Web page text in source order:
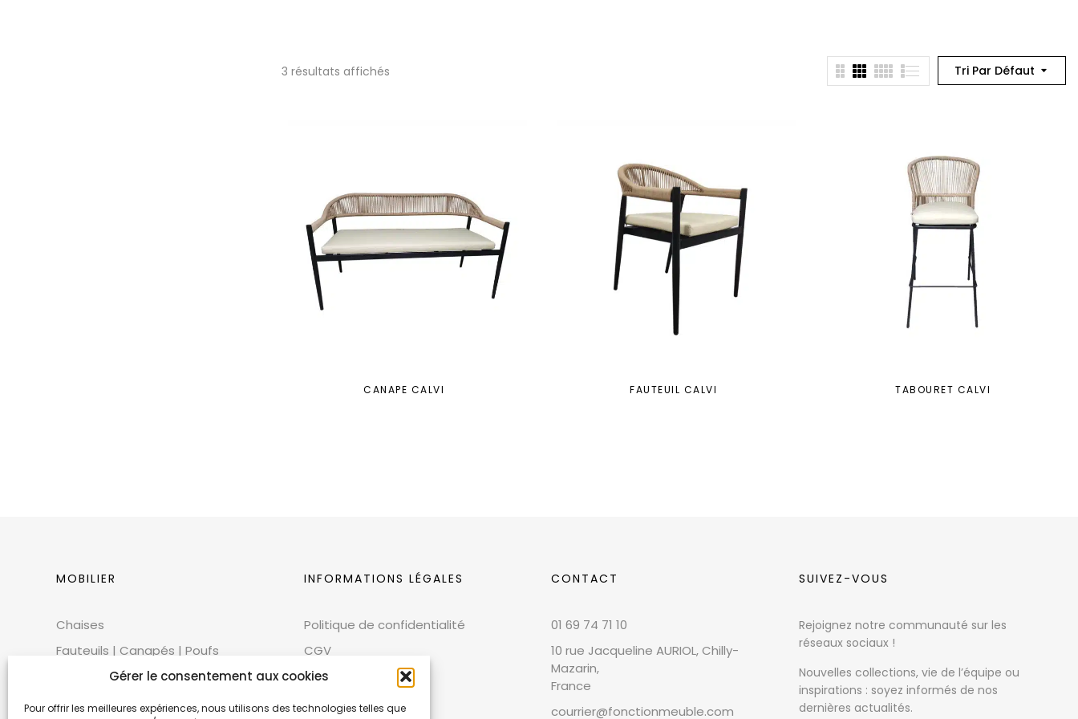
Gérer le consentement aux cookies
Pour offrir les meilleures expériences, nous utilisons des technologies telles que
Tri Par Défaut
3 résultats affichés
CANAPE CALVI FAUTEUIL CALVI TABOURET CALVI
MOBILIER
Chaises
Fauteuils | Canapés | Poufs
Mobilier extérieur
Tables
INFORMATIONS LÉGALES
Politique de confidentialité
CGV
CGU
Cookies
CONTACT
01 69 74 71 10
10 rue Jacqueline AURIOL, Chilly-
Mazarin,
France
courrier@fonctionmeuble.com
SUIVEZ-VOUS
Rejoignez notre communauté sur les
réseaux sociaux !
Nouvelles collections, vie de l’équipe ou
inspirations : soyez informés de nos
dernières actualités.